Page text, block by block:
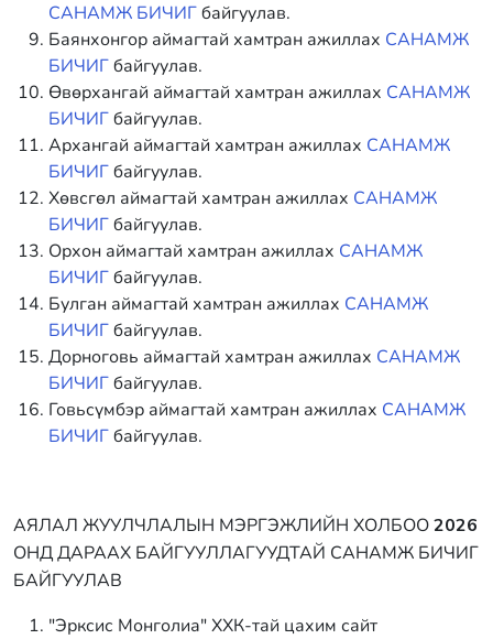
САНАМЖ БИЧИГбайгуулав.
Баянхонгор аймагтай хамтран ажиллах САНАМЖ
БИЧИГбайгуулав.
Өвөрхангай аймагтай хамтран ажиллах САНАМЖ
БИЧИГбайгуулав.
Архангай аймагтай хамтран ажиллах САНАМЖ
БИЧИГбайгуулав.
Хөвсгөл аймагтай хамтран ажиллах САНАМЖ
БИЧИГбайгуулав.
Орхон аймагтай хамтран ажиллах САНАМЖ
БИЧИГбайгуулав.
Булган аймагтай хамтран ажиллах САНАМЖ
БИЧИГбайгуулав.
Дорноговь аймагтай хамтран ажиллах САНАМЖ
БИЧИГбайгуулав.
Говьсүмбэр аймагтай хамтран ажиллах САНАМЖ
БИЧИГбайгуулав.
АЯЛАЛ ЖУУЛЧЛАЛЫН МЭРГЭЖЛИЙН ХОЛБОО2026
ОНД ДАРААХ БАЙГУУЛЛАГУУДТАЙ САНАМЖ БИЧИГ
БАЙГУУЛАВ
"Эрксис Монголиа" ХХК-тай цахим сайт